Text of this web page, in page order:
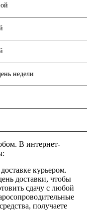
недели
В интернет-
курьером.
доставки, чтобы
сдачу с любой
получаете